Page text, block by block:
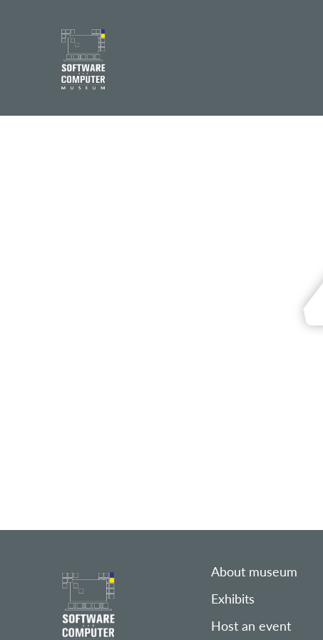
About museum
Exhibits
Host an event